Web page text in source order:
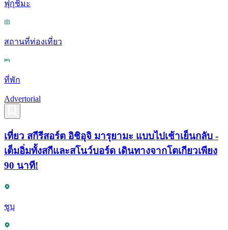
ฟุกุชิมะ
สถานที่ท่องเที่ยว
ที่พัก
Advertorial
เที่ยว สกีรีสอร์ต อิชิอุจิ มารุยามะ แบบไปเช้าเย็นกลับ -
เต็มอิ่มทั้งสกีและสโนว์บอร์ด เดินทางจากโตเกียวเพียง
90 นาที!
ชูบุ